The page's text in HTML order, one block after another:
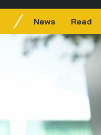
News Read